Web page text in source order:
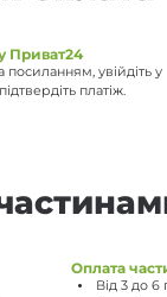
Приват24
увійдіть у
платіж.
Оплата
Від 3 до 6